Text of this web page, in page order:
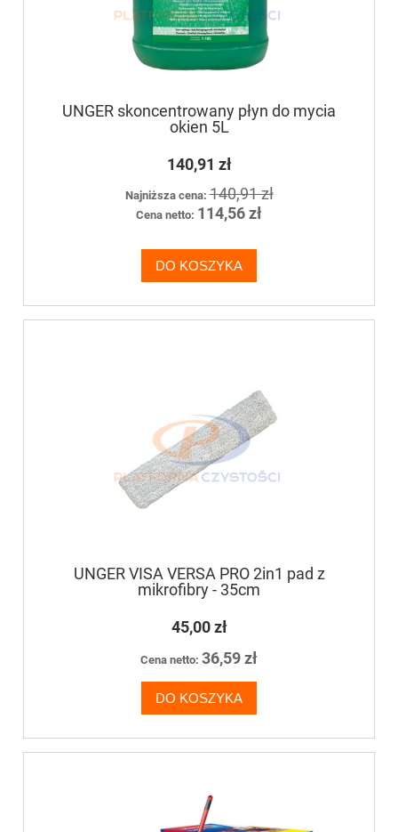
UNGER skoncentrowany płyn do mycia
okien 5L
140,91 zł
Najniższa cena:140,91 zł
Cena netto: 114,56 zł
DO KOSZYKA
UNGER VISA VERSA PRO 2in1 pad z
mikrofibry - 35cm
45,00 zł
Cena netto: 36,59 zł
DO KOSZYKA